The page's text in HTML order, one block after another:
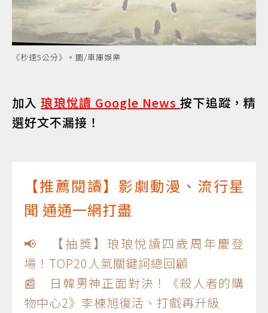
《秒速5公分》。圖/車庫娛樂
加入琅琅悅讀 Google News按下追蹤，精
選好文不漏接！
【推薦閱讀】影劇動漫、流行星
聞 通通一網打盡
📢 【抽獎】琅琅悅讀四歲周年慶登
場！TOP20人氣關鍵詞總回顧
📰 日韓男神正面對決！《殺人者的購
物中心2》李棟旭復活、打戲再升級